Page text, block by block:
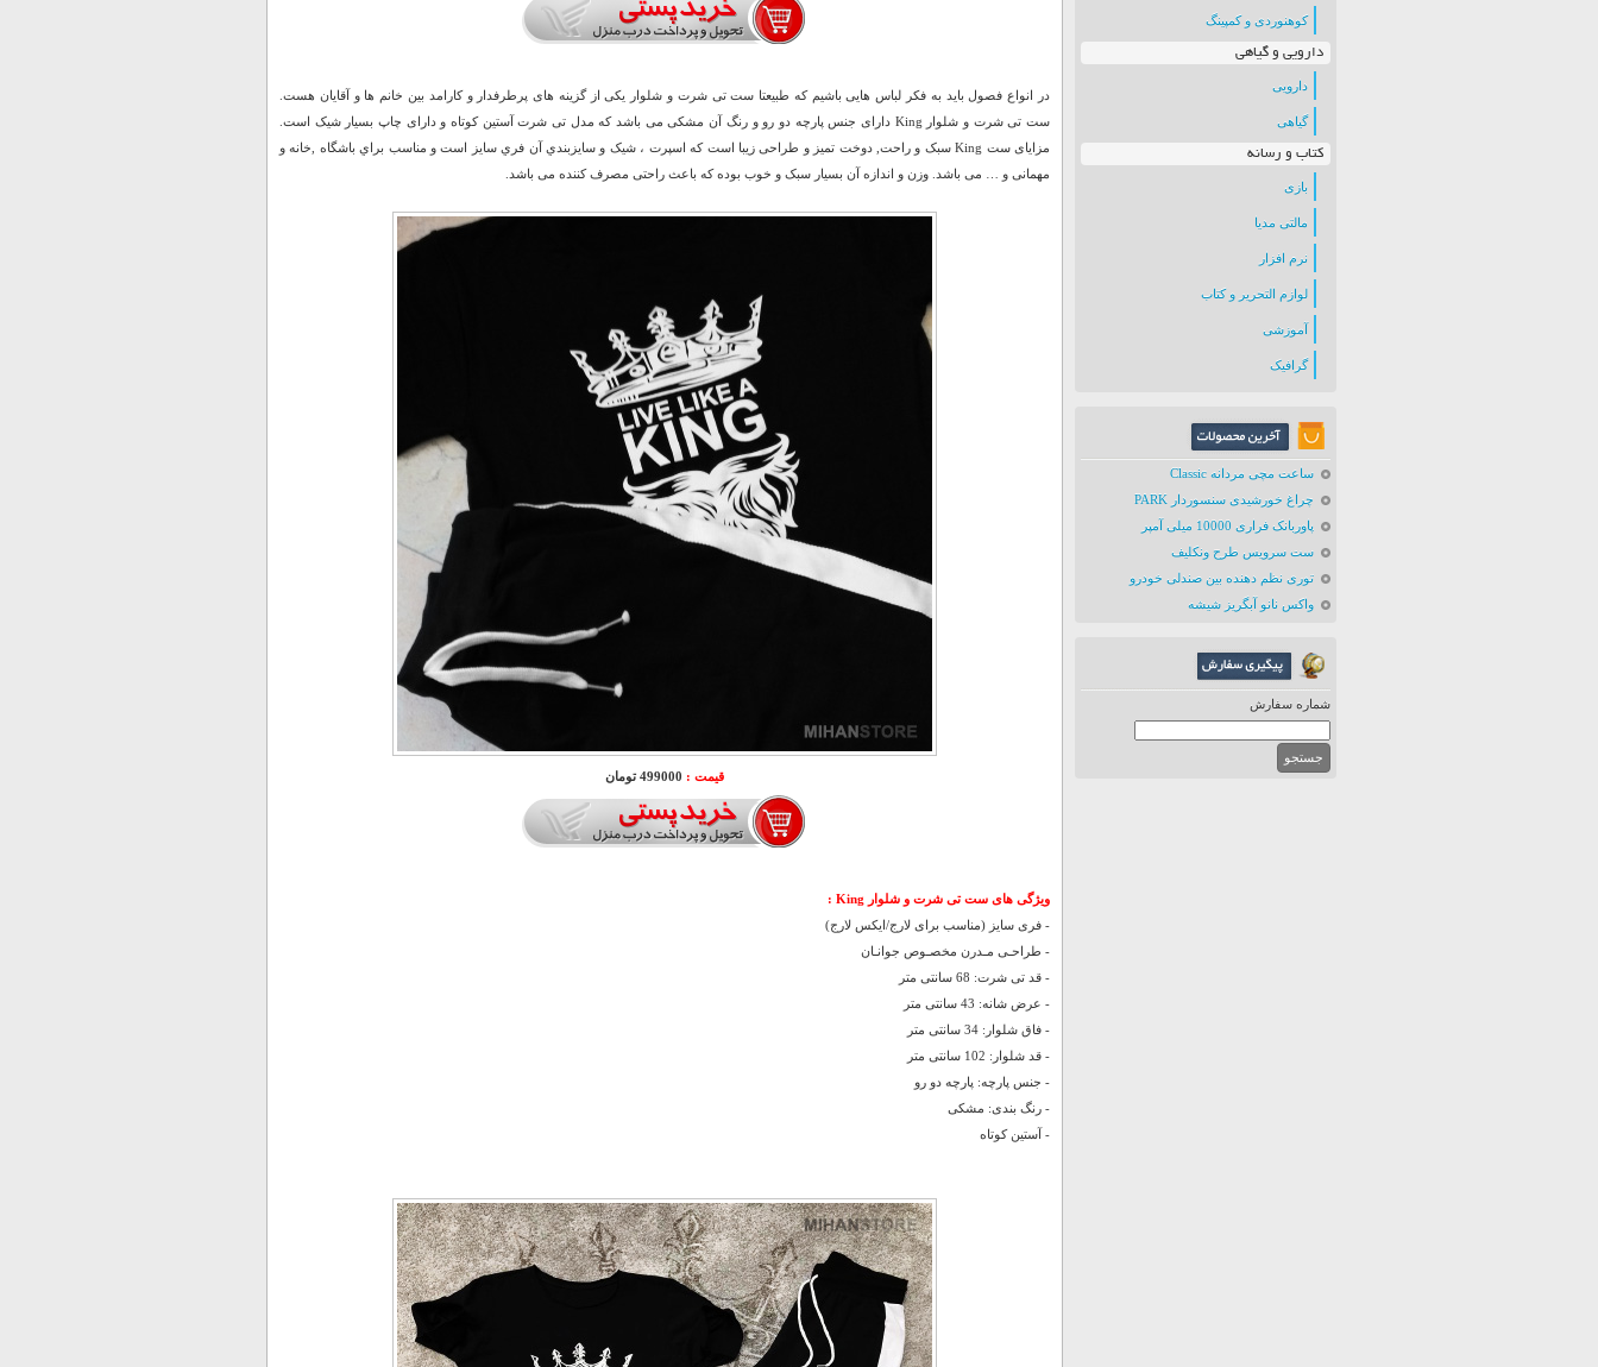
کوهنوردی و کمپینگ
دارویی و گیاهی
دارویی
گیاهی
کتاب و رسانه
بازی
مالتی مدیا
نرم افزار
لوازم التحریر و کتاب
آموزشی
گرافیک
ساعت مچی مردانه Classic
چراغ خورشیدی سنسوردار PARK
پاوربانک فراری 10000 میلی آمپر
ست سرویس طرح ونکلیف
توری نظم دهنده بین صندلی خودرو
واکس نانو آبگریز شیشه
شماره سفارش
در انواع فصول باید به فکر لباس هایی باشیم که طبیعتا ست تی شرت و شلوار یکی از گزینه های پرطرفدار و کارامد بین خانم ها و آقایان هست.
ست تی شرت و شلوار King دارای جنس پارچه دو رو و رنگ آن مشکی می باشد که مدل تی شرت آستین کوتاه و دارای چاپ بسیار شیک است.
مزايای ست King سبک و راحت, دوخت تميز و طراحی زیبا است که اسپرت ، شیک و سايزبندي آن فري سايز است و مناسب براي باشگاه ,خانه و
مهمانی و … می باشد. وزن و اندازه آن بسیار سبک و خوب بوده که باعث راحتی مصرف کننده می باشد.
قیمت : 499000 تومان
ویژگی های ست تی شرت و شلوار King :
- فری سایز (مناسب برای لارج/ایکس لارج)
- طراحـی مـدرن مخصـوص جوانـان
- قد تی شرت: 68 سانتی متر
- عرض شانه: 43 سانتی متر
- فاق شلوار: 34 سانتی متر
- قد شلوار: 102 سانتی متر
- جنس پارچه: پارچه دو رو
- رنگ بندی: مشکی
- آستین کوتاه